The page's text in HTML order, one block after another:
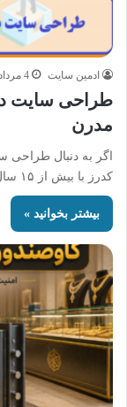
ادمین سایت 4 مرداد 1405
طراحی سایت
مدرن
اگر به دنبال
کدرز با بیش از ۱۵ سال تجربه در…
بیشتر بخوانید »